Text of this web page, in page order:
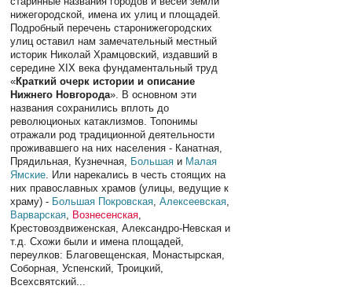
нижегородской, имена их улиц и площадей.
Подробный перечень старонижегородских
улиц оставил нам замечательный местный
историк Николай Храмцовский, издавший в
середине XIX века фундаментальный труд
«Краткий очерк истории и описание
Нижнего Новгорода». В основном эти
названия сохранились вплоть до
революционых катаклизмов. Топонимы
отражали род традиционной деятельности
проживавшего на них населения - Канатная,
Прядильная, Кузнечная, Большая и Малая
Ямские. Или нарекались в честь стоящих на
них православных храмов (улицы, ведущие к
храму) - Большая Покровская,Алексеевская,
Варварская, Вознесенская,
Крестовоздвиженская, Александро-Невская и
т.д. Схожи были и имена площадей,
переулков: Благовещенская, Монастырская,
Соборная, Успенский, Троицкий,
Всехсвятский...